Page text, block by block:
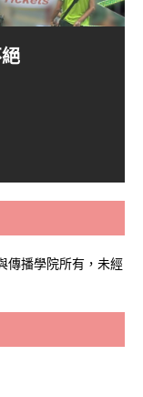
傳播學院所有，未經